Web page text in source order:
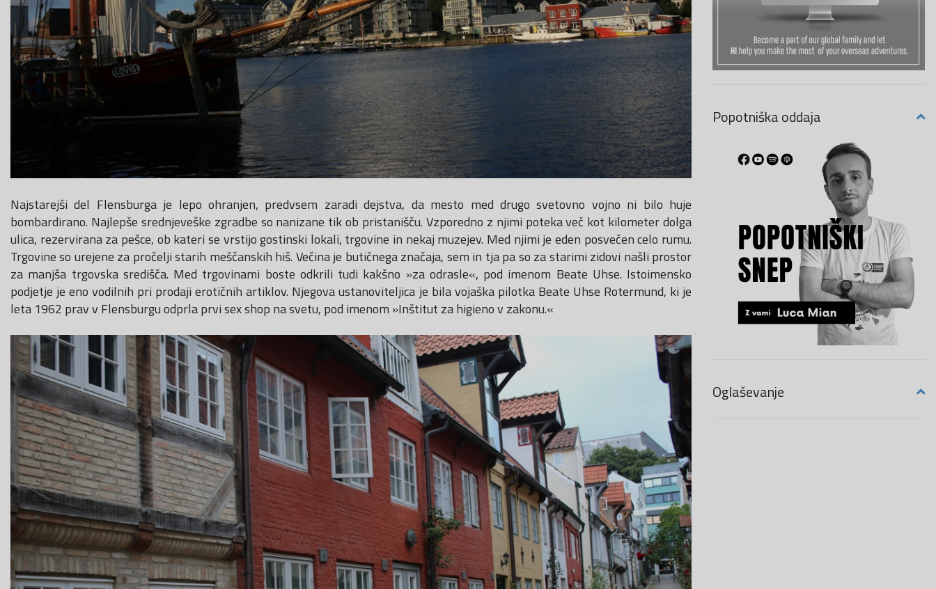
Najstarejši del Flensburga je lepo ohranjen, predvsem zaradi dejstva, da mesto med drugo svetovno vojno ni bilo huje
bombardirano. Najlepše srednjeveške zgradbe so nanizane tik ob pristanišču. Vzporedno z njimi poteka več kot kilometer dolga
ulica, rezervirana za pešce, ob kateri se vrstijo gostinski lokali, trgovine in nekaj muzejev. Med njimi je eden posvečen celo rumu.
Trgovine so urejene za pročelji starih meščanskih hiš. Večina je butičnega značaja, sem in tja pa so za starimi zidovi našli prostor
za manjša trgovska središča. Med trgovinami boste odkrili tudi kakšno »za odrasle«, pod imenom Beate Uhse. Istoimensko
podjetje je eno vodilnih pri prodaji erotičnih artiklov. Njegova ustanoviteljica je bila vojaška pilotka Beate Uhse Rotermund, ki je
leta 1962 prav v Flensburgu odprla prvi sex shop na svetu, pod imenom »Inštitut za higieno v zakonu.«
Popotniška oddaja
Oglaševanje